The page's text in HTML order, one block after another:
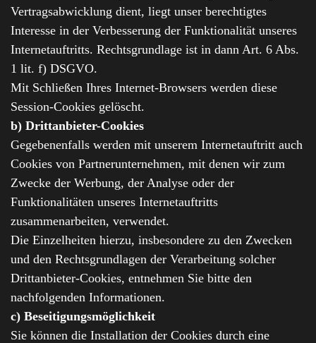
Vertragsabwicklung dient, liegt unser berechtigtes
Interesse in der Verbesserung der Funktionalität unseres
Internetauftritts. Rechtsgrundlage ist in dann Art. 6 Abs.
1 lit. f) DSGVO.
Mit Schließen Ihres Internet-Browsers werden diese
Session-Cookies gelöscht.
b) Drittanbieter-Cookies
Gegebenenfalls werden mit unserem Internetauftritt auch
Cookies von Partnerunternehmen, mit denen wir zum
Zwecke der Werbung, der Analyse oder der
Funktionalitäten unseres Internetauftritts
zusammenarbeiten, verwendet.
Die Einzelheiten hierzu, insbesondere zu den Zwecken
und den Rechtsgrundlagen der Verarbeitung solcher
Drittanbieter-Cookies, entnehmen Sie bitte den
nachfolgenden Informationen.
c) Beseitigungsmöglichkeit
Sie können die Installation der Cookies durch eine